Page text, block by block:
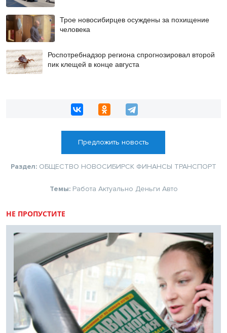
Трое новосибирцев осуждены за похищение
человека
Роспотребнадзор региона спрогнозировал второй
пик клещей в конце августа
Предложить новость
Раздел: ОБЩЕСТВО НОВОСИБИРСК ФИНАНСЫ ТРАНСПОРТ
Темы: Работа Актуально Деньги Авто
НЕ ПРОПУСТИТЕ